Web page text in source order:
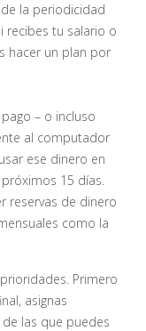
la periodicidad
recibes tu salario o
hacer un plan por
– o incluso
al computador
ese dinero en
15 días.
reservas de dinero
como la
Primero
asignas
las que puedes